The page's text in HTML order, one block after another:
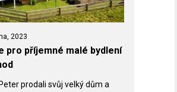
2023
pro příjemné malé bydlení
prodali svůj velký dům a